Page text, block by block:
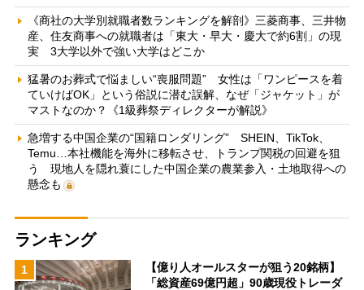
《商社の大学別就職者数ランキングを解剖》三菱商事、三井物
産、住友商事への就職者は「東大・早大・慶大で約6割」の現
実 3大学以外で強い大学はどこか
猛暑のお葬式で悩ましい“喪服問題” 女性は「ワンピースを着
ていけばOK」という俗説に潜む誤解、なぜ「ジャケット」が
マストなのか？《1級葬祭ディレクターが解説》
急増する中国企業の“国籍ロンダリング” SHEIN、TikTok、
Temu…本社機能を海外に移転させ、トランプ関税の回避を狙
う 現地人を隠れ蓑にした中国企業の農業参入・土地取得への
懸念も
ランキング
1
【億り人オールスターが狙う20銘柄】
「総資産69億円超」90歳現役トレーダ